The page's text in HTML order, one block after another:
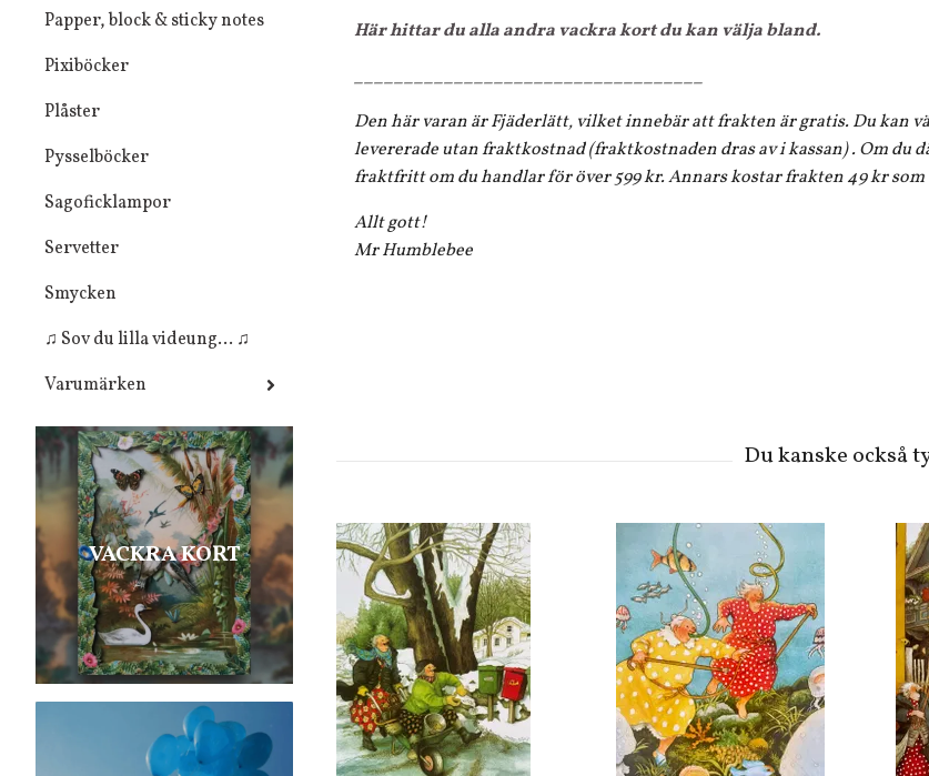
Papper, block & sticky notes
Pixiböcker
Plåster
Pysselböcker
Sagoficklampor
Servetter
Smycken
♫ Sov du lilla videung... ♫
Varumärken
VACKRA KORT
Här hittar du alla andra vackra kort du kan välja bland.
___________________________________
Den här varan är Fjäderlätt, vilket innebär att frakten är gratis. Du kan
levererade utan fraktkostnad (fraktkostnaden dras av i kassan) . Om du
fraktfritt om du handlar för över 599 kr. Annars kostar frakten 49 kr
Allt gott!
Mr Humblebee